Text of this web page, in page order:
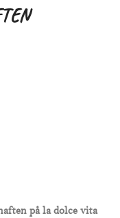
på la dolce vita